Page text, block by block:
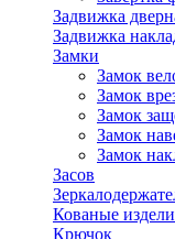
Задвижка
Задвижка
Замки
Замок
Замок
Замок
Замок
Замок
Засов
Кованые
Крючок